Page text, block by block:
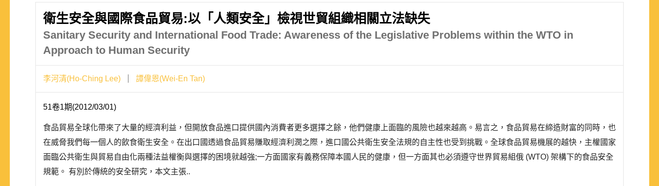
衛生安全與國際食品貿易:以「人類安全」檢視世貿組織相關立法缺失
Sanitary Security and International Food Trade: Awareness of the Legislative Problems within the WTO in
Approach to Human Security
李河清(Ho-Ching Lee) 譚偉恩(Wei-En Tan)
51卷1期(2012/03/01)
食品貿易全球化帶來了大量的經濟利益，但開放食品進口提供國內消費者更多選擇之餘，他們健康上面臨的風險也越來越高。易言之，食品貿易在締造財富的同時，也
在威脅我們每一個人的飲食衛生安全。在出口國透過食品貿易賺取經濟利潤之際，進口國公共衛生安全法規的自主性也受到挑戰。全球食品貿易機展的越快，主權國家
面臨公共衛生與貿易自由化兩種法益權衡與選擇的困境就越強;一方面國家有義務保障本國人民的健康，但一方面其也必須遵守世界貿易組俄 (WTO) 架構下的食品安全
規範。 有別於傳統的安全研究，本文主張..